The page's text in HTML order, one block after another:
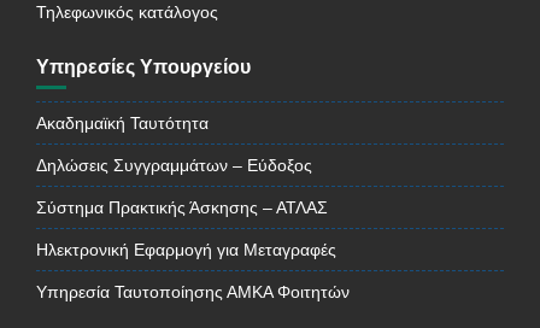
Τηλεφωνικός κατάλογος
Υπηρεσίες Υπουργείου
Ακαδημαϊκή Ταυτότητα
Δηλώσεις Συγγραμμάτων – Εύδοξος
Σύστημα Πρακτικής Άσκησης – ΑΤΛΑΣ
Ηλεκτρονική Εφαρμογή για Μεταγραφές
Υπηρεσία Ταυτοποίησης ΑΜΚΑ Φοιτητών